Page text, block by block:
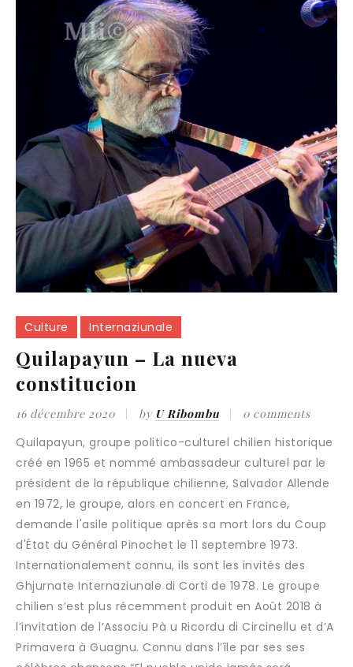
Culture Internaziunale
Quilapayun – La nueva
constitucion
16 décembre 2020 by U Ribombu 0 comments
Quilapayun, groupe politico-culturel chilien historique
créé en 1965 et nommé ambassadeur culturel par le
président de la république chilienne, Salvador Allende
en 1972, le groupe, alors en concert en France,
demande l'asile politique après sa mort lors du Coup
d'État du Général Pinochet le 11 septembre 1973.
Internationalement connu, ils sont les invités des
Ghjurnate Internaziunale di Corti de 1978. Le groupe
chilien s’est plus récemment produit en Août 2018 à
l’invitation de l’Associu Pà u Ricordu di Circinellu et d’A
Primavera à Guagnu. Connu dans l’île par ses ses